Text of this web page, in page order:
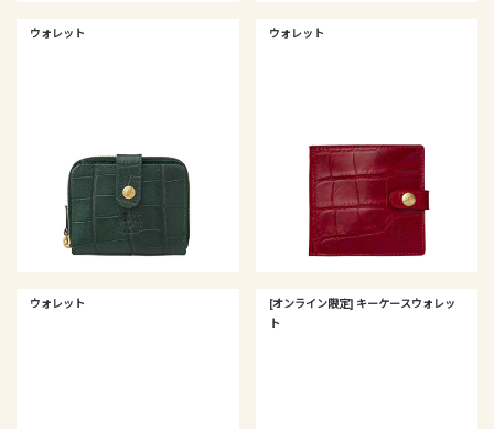
ウォレット ウォレット
ウォレット
[オンライン限定] キーケースウォレッ
ト